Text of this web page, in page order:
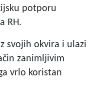
potporu
RH.
svojih okvira i ulazi
zanimljivim
vrlo koristan